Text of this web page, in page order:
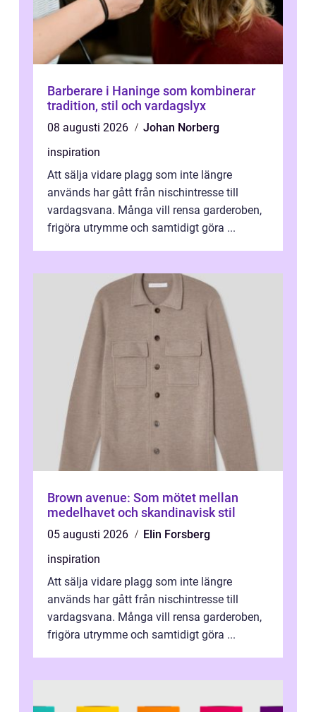
Barberare i Haninge som kombinerar
tradition, stil och vardagslyx
08 augusti 2026
Johan Norberg
inspiration
Att sälja vidare plagg som inte längre
används har gått från nischintresse till
vardagsvana. Många vill rensa garderoben,
frigöra utrymme och samtidigt göra ...
Brown avenue: Som mötet mellan
medelhavet och skandinavisk stil
05 augusti 2026
Elin Forsberg
inspiration
Att sälja vidare plagg som inte längre
används har gått från nischintresse till
vardagsvana. Många vill rensa garderoben,
frigöra utrymme och samtidigt göra ...